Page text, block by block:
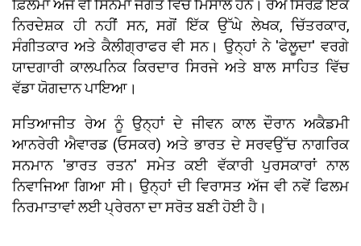
ਫ਼ਿਲਮਾਂ ਅੱਜ ਵੀ ਸਿਨੇਮਾ ਜਗਤ ਵਿੱਚ ਮਿਸਾਲ ਹਨ। ਰੇਅ ਸਿਰਫ਼ ਇੱਕ
ਨਿਰਦੇਸ਼ਕ ਹੀ ਨਹੀਂ ਸਨ, ਸਗੋਂ ਇੱਕ ਉੱਘੇ ਲੇਖਕ, ਚਿੱਤਰਕਾਰ,
ਸੰਗੀਤਕਾਰ ਅਤੇ ਕੈਲੀਗ੍ਰਾਫਰ ਵੀ ਸਨ। ਉਨ੍ਹਾਂ ਨੇ 'ਫੇਲੂਦਾ' ਵਰਗੇ
ਯਾਦਗਾਰੀ ਕਾਲਪਨਿਕ ਕਿਰਦਾਰ ਸਿਰਜੇ ਅਤੇ ਬਾਲ ਸਾਹਿਤ ਵਿੱਚ
ਵੱਡਾ ਯੋਗਦਾਨ ਪਾਇਆ।
ਸਤਿਆਜੀਤ ਰੇਅ ਨੂੰ ਉਨ੍ਹਾਂ ਦੇ ਜੀਵਨ ਕਾਲ ਦੌਰਾਨ ਅਕੈਡਮੀ
ਆਨਰੇਰੀ ਐਵਾਰਡ (ਓਸਕਰ) ਅਤੇ ਭਾਰਤ ਦੇ ਸਰਵਉੱਚ ਨਾਗਰਿਕ
ਸਨਮਾਨ 'ਭਾਰਤ ਰਤਨ' ਸਮੇਤ ਕਈ ਵੱਕਾਰੀ ਪੁਰਸਕਾਰਾਂ ਨਾਲ
ਨਿਵਾਜਿਆ ਗਿਆ ਸੀ। ਉਨ੍ਹਾਂ ਦੀ ਵਿਰਾਸਤ ਅੱਜ ਵੀ ਨਵੇਂ ਫਿਲਮ
ਨਿਰਮਾਤਾਵਾਂ ਲਈ ਪ੍ਰੇਰਨਾ ਦਾ ਸਰੋਤ ਬਣੀ ਹੋਈ ਹੈ।